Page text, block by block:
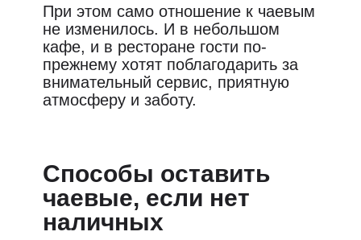
При этом само отношение к чаевым
не изменилось. И в небольшом
кафе, и в ресторане гости по-
прежнему хотят поблагодарить за
внимательный сервис, приятную
атмосферу и заботу.
Способы оставить
чаевые, если нет
наличных